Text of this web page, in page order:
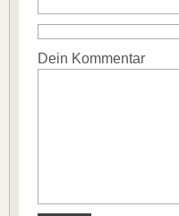
Dein Kommentar